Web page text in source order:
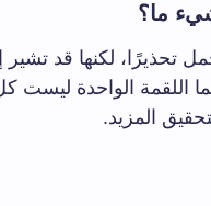
ما؟
لكنها قد تشير
اللقمة الواحدة ليست
المزيد.